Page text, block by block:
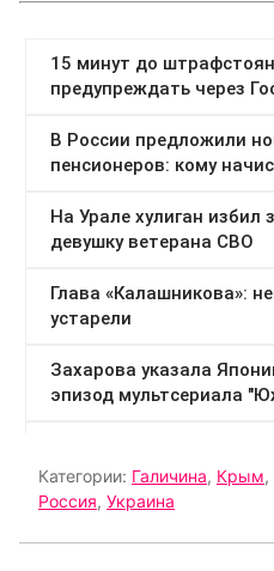
Категории: Галичина, Крым,
Россия, Украина